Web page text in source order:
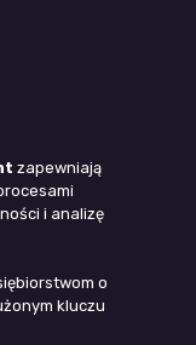
zapewniają
i analizę
o
kluczu